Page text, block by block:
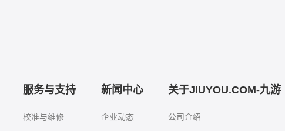
服务与支持
校准与维修
新闻中心
企业动态
关于JIUYOU.COM-九游
公司介绍